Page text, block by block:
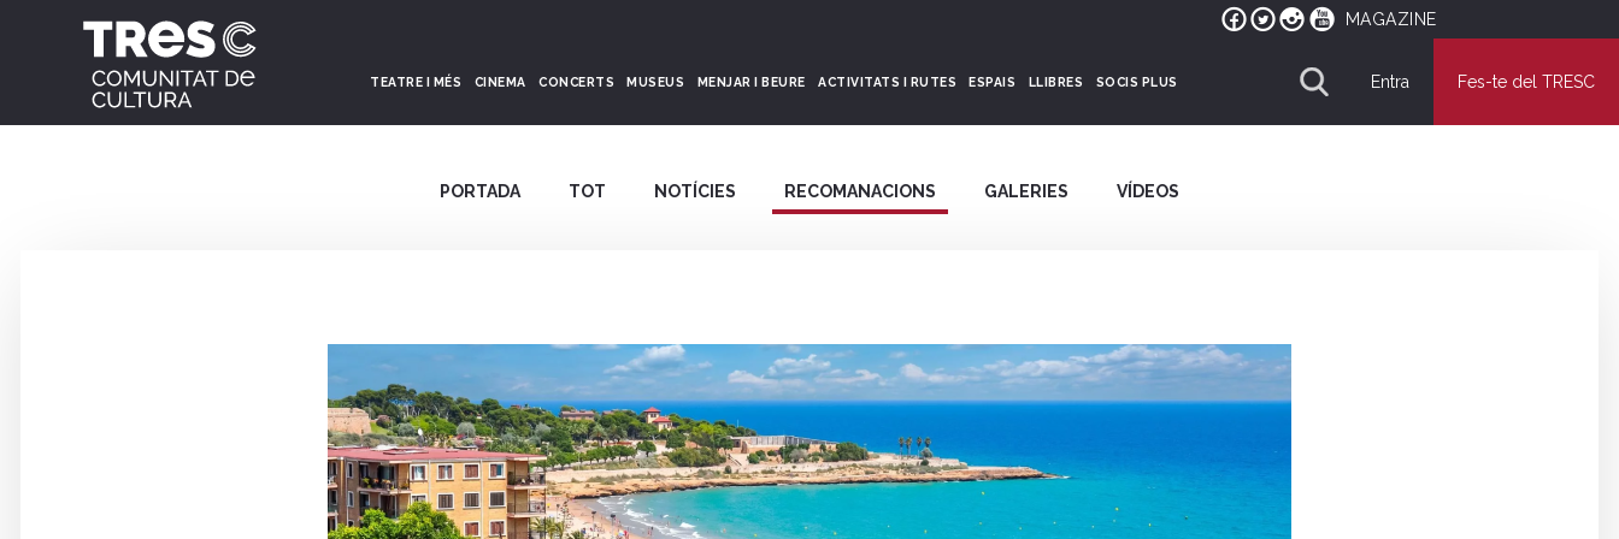
MAGAZINE
TEATRE I MÉS CINEMA CONCERTS MUSEUS MENJAR I BEURE ACTIVITATS I RUTES ESPAIS LLIBRES SOCIS PLUS Entra Fes-te del TRESC
PORTADA TOT NOTÍCIES RECOMANACIONS GALERIES VÍDEOS